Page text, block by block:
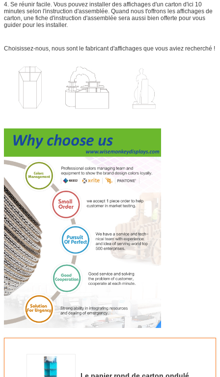
4. Se réunir facile. Vous pouvez installer des affichages d'un carton d'ici 10
minutes selon l'instruction d'assemblée. Quand nous t'offrons les affichages de
carton, une fiche d'instruction d'assemblée sera aussi bien offerte pour vous
guider pour les installer.
Choisissez-nous, nous sont le fabricant d'affichages que vous aviez recherché !
Le papier rond de carton ondulé